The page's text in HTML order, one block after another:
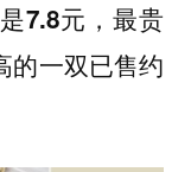
7.8元，最贵
的一双已售约